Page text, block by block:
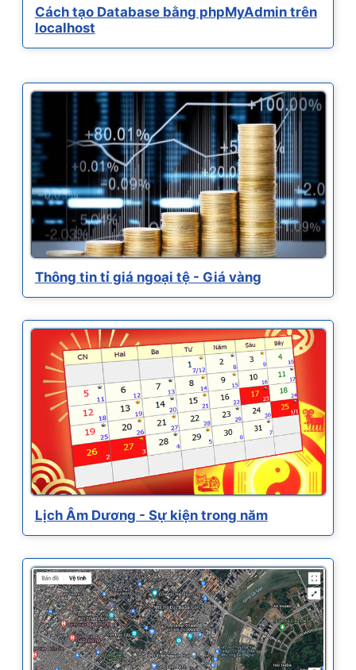
Cách tạo Database bằng phpMyAdmin trên
localhost
Thông tin tỉ giá ngoại tệ - Giá vàng
Lịch Âm Dương - Sự kiện trong năm